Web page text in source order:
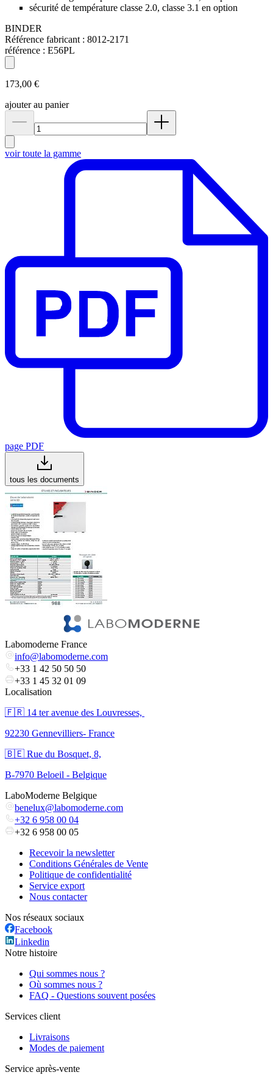
sécurité de température classe 2.0, classe 3.1 en option
BINDER
Référence fabricant : 8012-2171
référence : E56PL
173,00 €
ajouter au panier
voir toute la gamme
page PDF
tous les documents
Labomoderne France
info@labomoderne.com
+33 1 42 50 50 50
+33 1 45 32 01 09
Localisation
🇫🇷 ​14 ter avenue des Louvresses,
92230 Gennevilliers- France
🇧🇪 Rue du Bosquet, 8,
B-7970 Beloeil - Belgique
LaboModerne Belgique
benelux@labomoderne.com
+32 6 958 00 04
+32 6 958 00 05
Recevoir la newsletter
Conditions Générales de Vente
Politique de confidentialité
Service export
Nous contacter
Nos réseaux sociaux
Facebook
Linkedin
Notre histoire
Qui sommes nous ?
Où sommes nous ?
FAQ - Questions souvent posées
Services client
Livraisons
Modes de paiement
Service après-vente